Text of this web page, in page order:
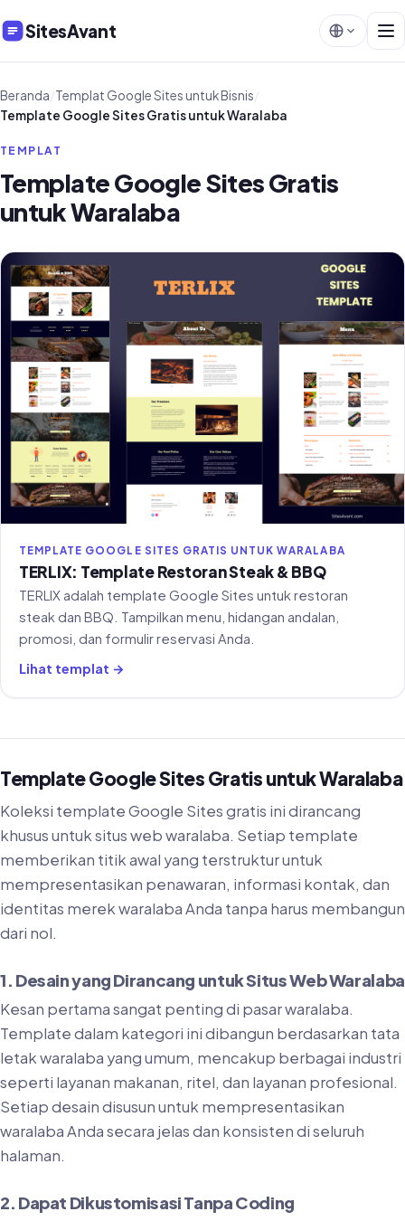
SitesAvant
Beranda/Templat Google Sites untuk Bisnis/
Template Google Sites Gratis untuk Waralaba
TEMPLAT
Template Google Sites Gratis
untuk Waralaba
TEMPLATE GOOGLE SITES GRATIS UNTUK WARALABA
TERLIX: Template Restoran Steak & BBQ
TERLIX adalah template Google Sites untuk restoran
steak dan BBQ. Tampilkan menu, hidangan andalan,
promosi, dan formulir reservasi Anda.
Lihat templat →
Template Google Sites Gratis untuk Waralaba
Koleksi template Google Sites gratis ini dirancang
khusus untuk situs web waralaba. Setiap template
memberikan titik awal yang terstruktur untuk
mempresentasikan penawaran, informasi kontak, dan
identitas merek waralaba Anda tanpa harus membangun
dari nol.
1. Desain yang Dirancang untuk Situs Web Waralaba
Kesan pertama sangat penting di pasar waralaba.
Template dalam kategori ini dibangun berdasarkan tata
letak waralaba yang umum, mencakup berbagai industri
seperti layanan makanan, ritel, dan layanan profesional.
Setiap desain disusun untuk mempresentasikan
waralaba Anda secara jelas dan konsisten di seluruh
halaman.
2. Dapat Dikustomisasi Tanpa Coding